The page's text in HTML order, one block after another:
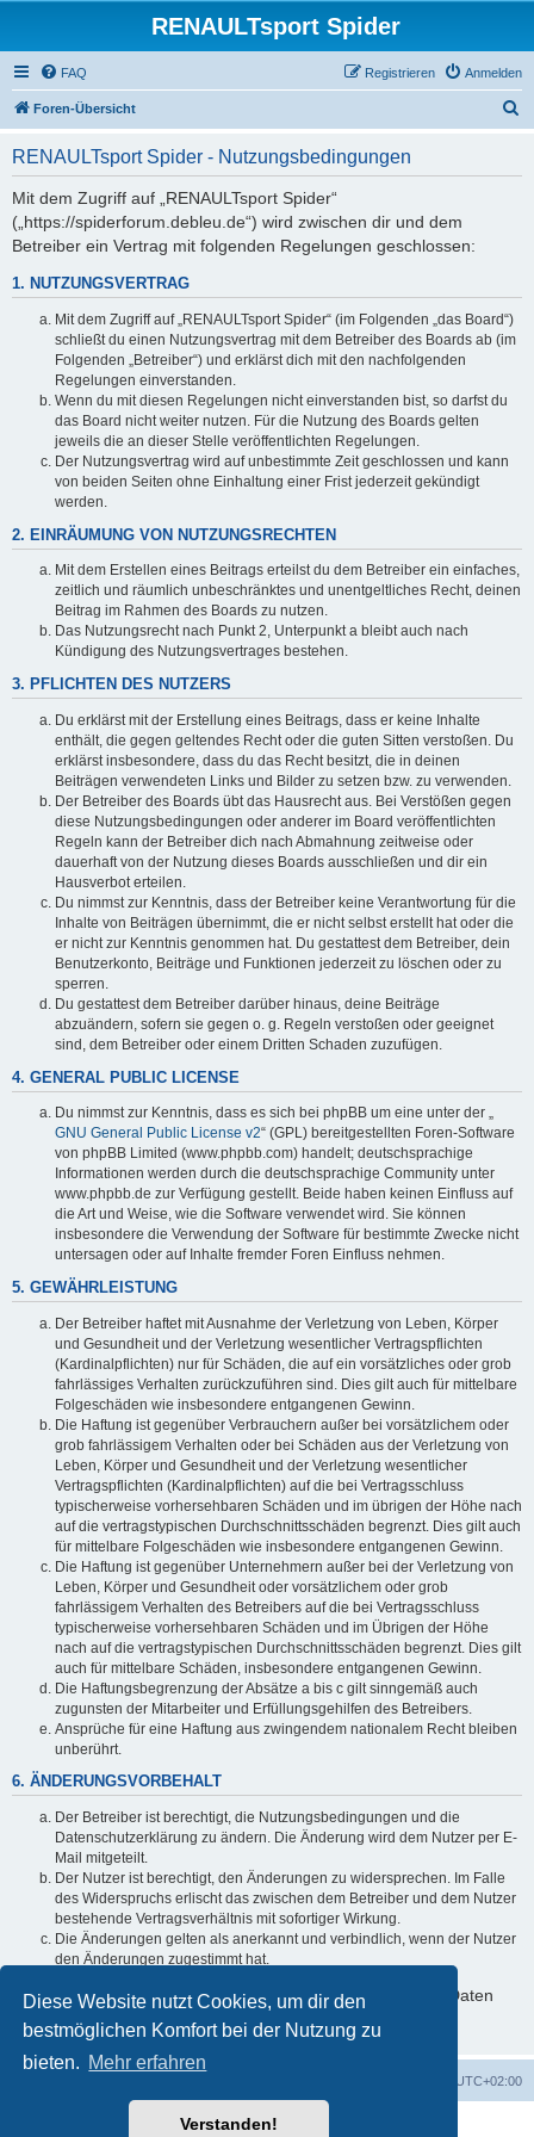
Diese Website nutzt Cookies, um dir den
bestmöglichen Komfort bei der Nutzung zu
bieten. Mehr erfahren
Verstanden!
RENAULTsport Spider
FAQ Anmelden
Registrieren
Foren-Übersicht
RENAULTsport Spider - Nutzungsbedingungen
Mit dem Zugriff auf „RENAULTsport Spider“
(„https://spiderforum.debleu.de“) wird zwischen dir und dem
Betreiber ein Vertrag mit folgenden Regelungen geschlossen:
1. NUTZUNGSVERTRAG
Mit dem Zugriff auf „RENAULTsport Spider“ (im Folgenden „das Board“)
schließt du einen Nutzungsvertrag mit dem Betreiber des Boards ab (im
Folgenden „Betreiber“) und erklärst dich mit den nachfolgenden
Regelungen einverstanden.
Wenn du mit diesen Regelungen nicht einverstanden bist, so darfst du
das Board nicht weiter nutzen. Für die Nutzung des Boards gelten
jeweils die an dieser Stelle veröffentlichten Regelungen.
Der Nutzungsvertrag wird auf unbestimmte Zeit geschlossen und kann
von beiden Seiten ohne Einhaltung einer Frist jederzeit gekündigt
werden.
2. EINRÄUMUNG VON NUTZUNGSRECHTEN
Mit dem Erstellen eines Beitrags erteilst du dem Betreiber ein einfaches,
zeitlich und räumlich unbeschränktes und unentgeltliches Recht, deinen
Beitrag im Rahmen des Boards zu nutzen.
Das Nutzungsrecht nach Punkt 2, Unterpunkt a bleibt auch nach
Kündigung des Nutzungsvertrages bestehen.
3. PFLICHTEN DES NUTZERS
Du erklärst mit der Erstellung eines Beitrags, dass er keine Inhalte
enthält, die gegen geltendes Recht oder die guten Sitten verstoßen. Du
erklärst insbesondere, dass du das Recht besitzt, die in deinen
Beiträgen verwendeten Links und Bilder zu setzen bzw. zu verwenden.
Der Betreiber des Boards übt das Hausrecht aus. Bei Verstößen gegen
diese Nutzungsbedingungen oder anderer im Board veröffentlichten
Regeln kann der Betreiber dich nach Abmahnung zeitweise oder
dauerhaft von der Nutzung dieses Boards ausschließen und dir ein
Hausverbot erteilen.
Du nimmst zur Kenntnis, dass der Betreiber keine Verantwortung für die
Inhalte von Beiträgen übernimmt, die er nicht selbst erstellt hat oder die
er nicht zur Kenntnis genommen hat. Du gestattest dem Betreiber, dein
Benutzerkonto, Beiträge und Funktionen jederzeit zu löschen oder zu
sperren.
Du gestattest dem Betreiber darüber hinaus, deine Beiträge
abzuändern, sofern sie gegen o. g. Regeln verstoßen oder geeignet
sind, dem Betreiber oder einem Dritten Schaden zuzufügen.
4. GENERAL PUBLIC LICENSE
Du nimmst zur Kenntnis, dass es sich bei phpBB um eine unter der „
GNU General Public License v2“ (GPL) bereitgestellten Foren-Software
von phpBB Limited (www.phpbb.com) handelt; deutschsprachige
Informationen werden durch die deutschsprachige Community unter
www.phpbb.de zur Verfügung gestellt. Beide haben keinen Einfluss auf
die Art und Weise, wie die Software verwendet wird. Sie können
insbesondere die Verwendung der Software für bestimmte Zwecke nicht
untersagen oder auf Inhalte fremder Foren Einfluss nehmen.
5. GEWÄHRLEISTUNG
Der Betreiber haftet mit Ausnahme der Verletzung von Leben, Körper
und Gesundheit und der Verletzung wesentlicher Vertragspflichten
(Kardinalpflichten) nur für Schäden, die auf ein vorsätzliches oder grob
fahrlässiges Verhalten zurückzuführen sind. Dies gilt auch für mittelbare
Folgeschäden wie insbesondere entgangenen Gewinn.
Die Haftung ist gegenüber Verbrauchern außer bei vorsätzlichem oder
grob fahrlässigem Verhalten oder bei Schäden aus der Verletzung von
Leben, Körper und Gesundheit und der Verletzung wesentlicher
Vertragspflichten (Kardinalpflichten) auf die bei Vertragsschluss
typischerweise vorhersehbaren Schäden und im übrigen der Höhe nach
auf die vertragstypischen Durchschnittsschäden begrenzt. Dies gilt auch
für mittelbare Folgeschäden wie insbesondere entgangenen Gewinn.
Die Haftung ist gegenüber Unternehmern außer bei der Verletzung von
Leben, Körper und Gesundheit oder vorsätzlichem oder grob
fahrlässigem Verhalten des Betreibers auf die bei Vertragsschluss
typischerweise vorhersehbaren Schäden und im Übrigen der Höhe
nach auf die vertragstypischen Durchschnittsschäden begrenzt. Dies gilt
auch für mittelbare Schäden, insbesondere entgangenen Gewinn.
Die Haftungsbegrenzung der Absätze a bis c gilt sinngemäß auch
zugunsten der Mitarbeiter und Erfüllungsgehilfen des Betreibers.
Ansprüche für eine Haftung aus zwingendem nationalem Recht bleiben
unberührt.
6. ÄNDERUNGSVORBEHALT
Der Betreiber ist berechtigt, die Nutzungsbedingungen und die
Datenschutzerklärung zu ändern. Die Änderung wird dem Nutzer per E-
Mail mitgeteilt.
Der Nutzer ist berechtigt, den Änderungen zu widersprechen. Im Falle
des Widerspruchs erlischt das zwischen dem Betreiber und dem Nutzer
bestehende Vertragsverhältnis mit sofortiger Wirkung.
Die Änderungen gelten als anerkannt und verbindlich, wenn der Nutzer
den Änderungen zugestimmt hat.
Informationen über den Umgang mit deinen persönlichen Daten
sind in der Datenschutzerklärung enthalten.
UTC+02:00
Powered byphpBB® Forum Software © phpBB Limited